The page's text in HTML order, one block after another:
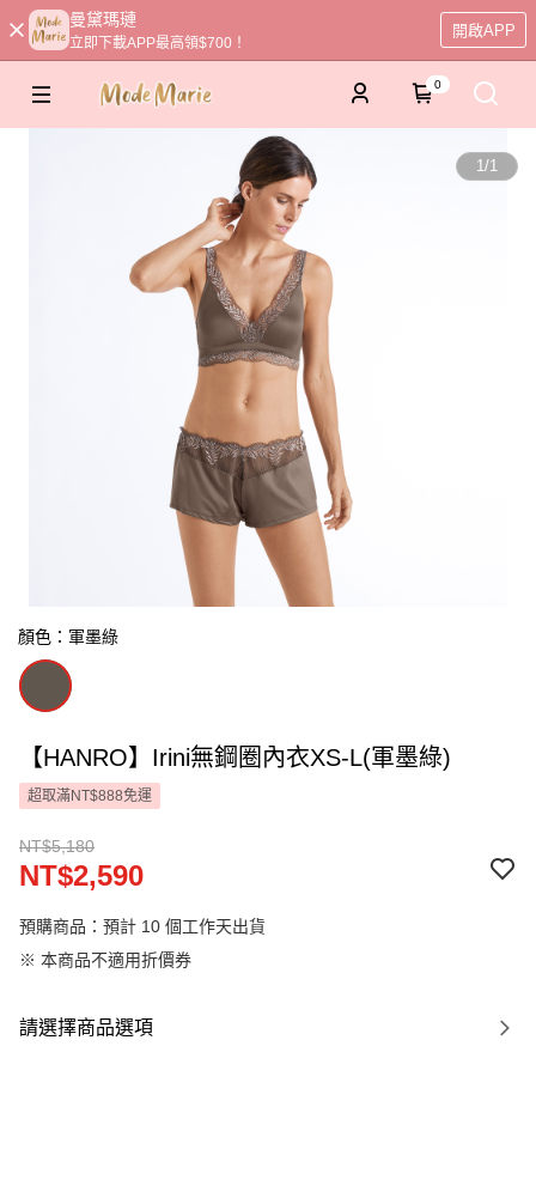
曼黛瑪璉
立即下載APP最高領$700！
開啟APP
0
1/1
顏色：軍墨綠
【HANRO】Irini無鋼圈內衣XS-L(軍墨綠)
超取滿NT$888免運
NT$5,180
NT$2,590
預購商品：預計 10 個工作天出貨
※ 本商品不適用折價券
請選擇商品選項